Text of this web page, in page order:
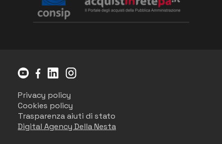
Privacy policy
Cookies policy
Trasparenza aiuti di stato
Digital Agency Della Nesta